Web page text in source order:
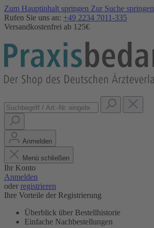
Zum Hauptinhalt springen Zur Suche springen
Rufen Sie uns an: +49 2234 7011-335
Versandkostenfrei ab 125€
Anmelden
Menü schließen
Ihr Konto
Anmelden
oder registrieren
Ihre Vorteile der Registrierung
Überblick über Bestellhistorie
Einfache Nachbestellungen